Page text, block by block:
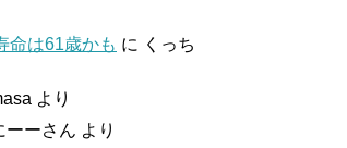
命は61歳かも に くっち
より
ーーさん より